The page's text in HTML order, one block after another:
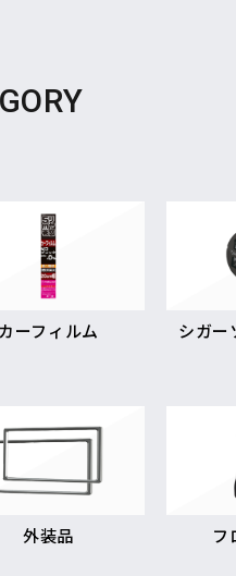
カーフィルム シガー
外装品 フ